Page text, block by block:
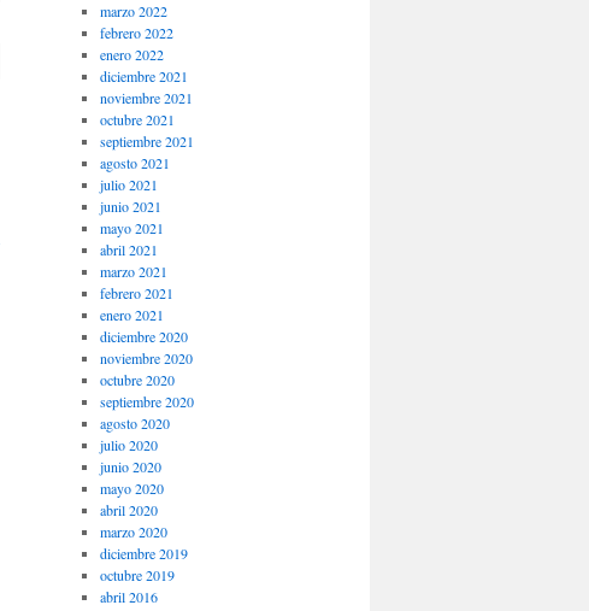
marzo 2022
febrero 2022
enero 2022
diciembre 2021
noviembre 2021
octubre 2021
septiembre 2021
agosto 2021
julio 2021
junio 2021
mayo 2021
abril 2021
marzo 2021
febrero 2021
enero 2021
diciembre 2020
noviembre 2020
octubre 2020
septiembre 2020
agosto 2020
julio 2020
junio 2020
mayo 2020
abril 2020
marzo 2020
diciembre 2019
octubre 2019
abril 2016